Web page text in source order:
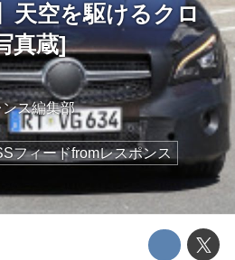
天空を駆けるクロ
真蔵]
ス編集部
フィードfromレスポンス